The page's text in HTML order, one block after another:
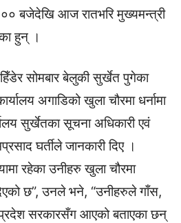
बजेदेखि आज रातभरि मुख्यमन्त्री
हुन् ।
सोमबार बेलुकी सुर्खेत पुगेका
अगाडिको खुला चौरमा धर्नामा
सुर्खेतका सूचना अधिकारी एवं
घर्तीले जानकारी दिए ।
रहेका उनीहरु खुला चौरमा
छ”, उनले भने, “उनीहरुले गाँस,
प्रदेश सरकारसँग आएको बताएका छन्